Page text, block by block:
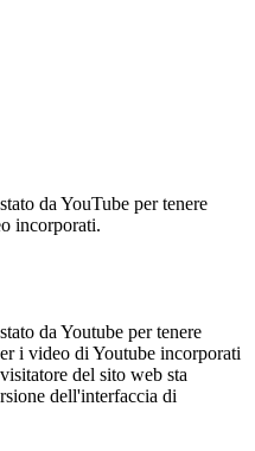
da YouTube per tenere
incorporati.
da Youtube per tenere
i video di Youtube incorporati
del sito web sta
dell'interfaccia di